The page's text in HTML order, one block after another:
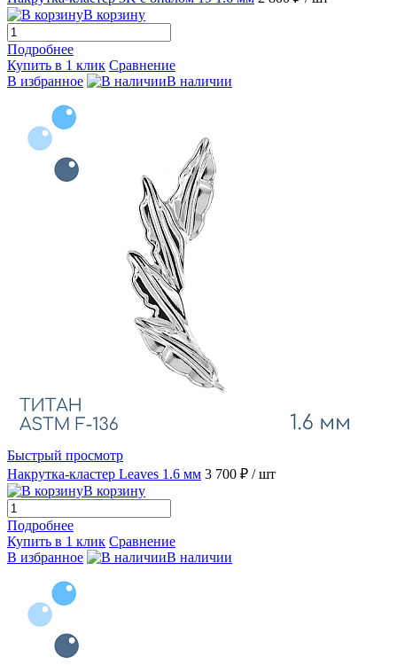
В корзину
Подробнее
Купить в 1 клик Сравнение
В избранное
В наличии
Быстрый просмотр
Накрутка-кластер Leaves 1.6 мм 3 700 ₽ / шт
В корзину
Подробнее
Купить в 1 клик Сравнение
В избранное
В наличии